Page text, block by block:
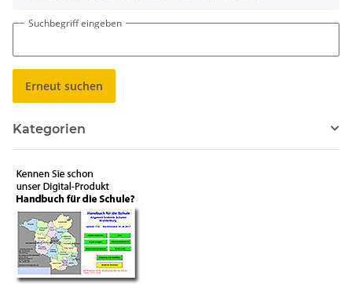
Suchbegriff eingeben
Erneut suchen
Kategorien